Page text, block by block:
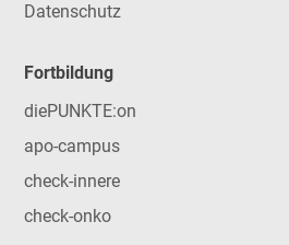
Datenschutz
Fortbildung
diePUNKTE:on
apo-campus
check-innere
check-onko